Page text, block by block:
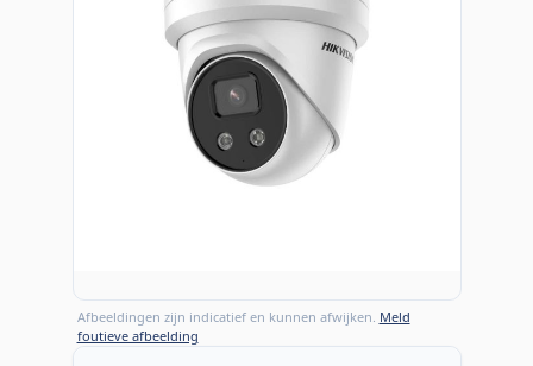
Afbeeldingen zijn indicatief en kunnen afwijken. Meld
foutieve afbeelding